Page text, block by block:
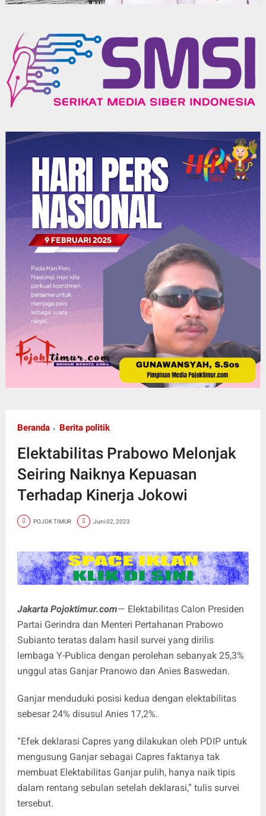
Beranda Berita politik
Elektabilitas Prabowo Melonjak
Seiring Naiknya Kepuasan
Terhadap Kinerja Jokowi
POJOK TIMUR Juni 02, 2023
Jakarta Pojoktimur.com— Elektabilitas Calon Presiden
Partai Gerindra dan Menteri Pertahanan Prabowo
Subianto teratas dalam hasil survei yang dirilis
lembaga Y-Publica dengan perolehan sebanyak 25,3%
unggul atas Ganjar Pranowo dan Anies Baswedan.
Ganjar menduduki posisi kedua dengan elektabilitas
sebesar 24% disusul Anies 17,2%.
“Efek deklarasi Capres yang dilakukan oleh PDIP untuk
mengusung Ganjar sebagai Capres faktanya tak
membuat Elektabilitas Ganjar pulih, hanya naik tipis
dalam rentang sebulan setelah deklarasi,” tulis survei
tersebut.